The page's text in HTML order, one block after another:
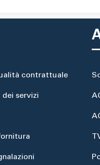
contrattuale
servizi